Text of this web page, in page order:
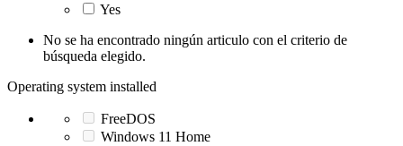
Yes
No se ha encontrado ningún articulo con el criterio de
búsqueda elegido.
Operating system installed
FreeDOS
Windows 11 Home